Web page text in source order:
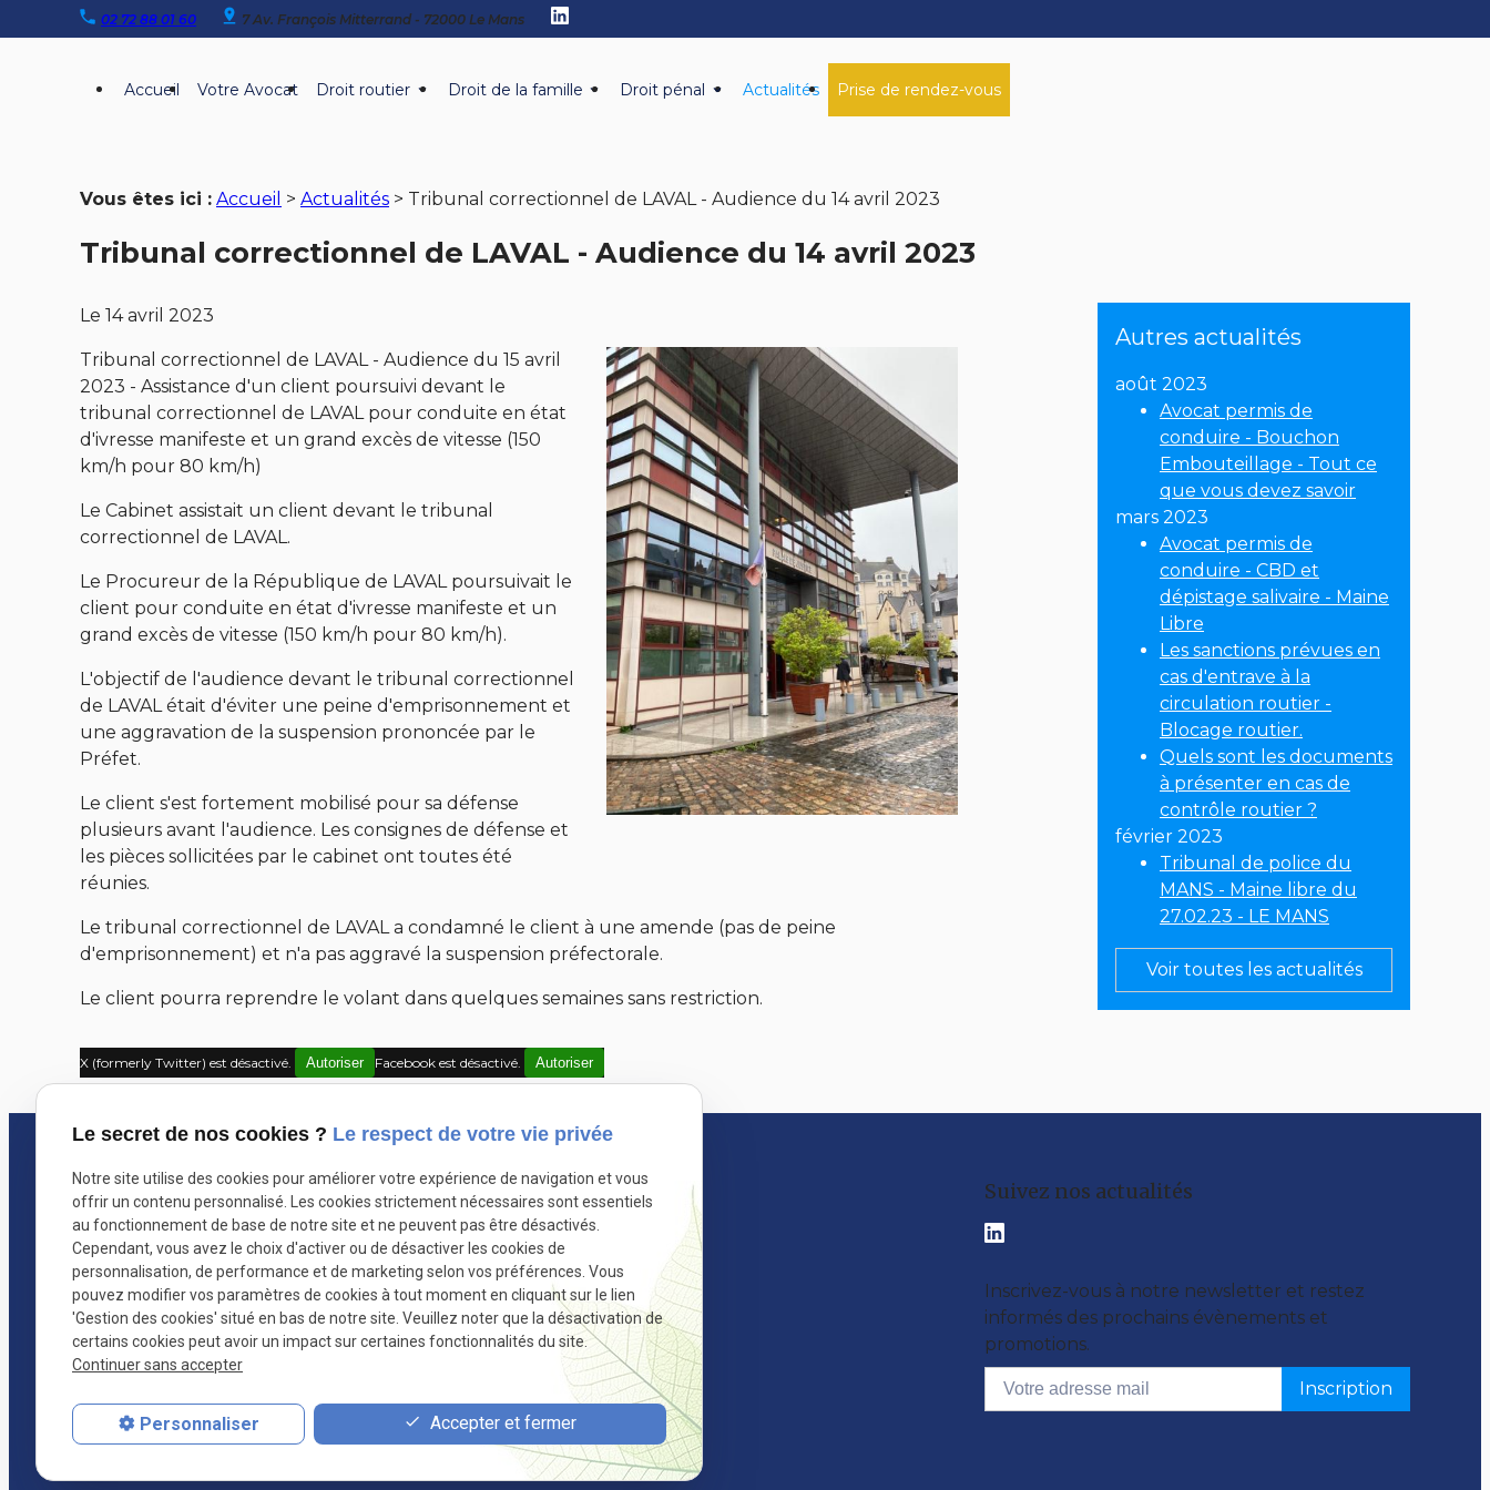
02 72 88 01 60 7 Av. François Mitterrand - 72000 Le Mans
Accueil Votre Avocat Droit routier Droit de la famille Droit pénal Actualités Prise de rendez-vous
Vous êtes ici : Accueil > Actualités > Tribunal correctionnel de LAVAL - Audience du 14 avril 2023
Tribunal correctionnel de LAVAL - Audience du 14 avril 2023
Le 14 avril 2023
Tribunal correctionnel de LAVAL - Audience du 15 avril
2023 - Assistance d'un client poursuivi devant le
tribunal correctionnel de LAVAL pour conduite en état
d'ivresse manifeste et un grand excès de vitesse (150
km/h pour 80 km/h)
Le Cabinet assistait un client devant le tribunal
correctionnel de LAVAL.
Le Procureur de la République de LAVAL poursuivait le
client pour conduite en état d'ivresse manifeste et un
grand excès de vitesse (150 km/h pour 80 km/h).
L'objectif de l'audience devant le tribunal correctionnel
de LAVAL était d'éviter une peine d'emprisonnement et
une aggravation de la suspension prononcée par le
Préfet.
Le client s'est fortement mobilisé pour sa défense
plusieurs avant l'audience. Les consignes de défense et
les pièces sollicitées par le cabinet ont toutes été
réunies.
Le tribunal correctionnel de LAVAL a condamné le client à une amende (pas de peine
d'emprisonnement) et n'a pas aggravé la suspension préfectorale.
Le client pourra reprendre le volant dans quelques semaines sans restriction.
X (formerly Twitter) est désactivé. Autoriser Facebook est désactivé. Autoriser
Autres actualités
août 2023
Avocat permis de
conduire - Bouchon
Embouteillage - Tout ce
que vous devez savoir
mars 2023
Avocat permis de
conduire - CBD et
dépistage salivaire - Maine
Libre
Les sanctions prévues en
cas d'entrave à la
circulation routier -
Blocage routier.
Quels sont les documents
à présenter en cas de
contrôle routier ?
février 2023
Tribunal de police du
MANS - Maine libre du
27.02.23 - LE MANS
Voir toutes les actualités
Nicolas Calderero
Avocat au barreau du Mans Suivez nos actualités
Inscrivez-vous à notre newsletter et restez
informés des prochains évènements et
promotions.
Panneau de gestion des cookies
Le secret de nos cookies ? Le respect de votre vie privée
Notre site utilise des cookies pour améliorer votre expérience de navigation et vous
offrir un contenu personnalisé. Les cookies strictement nécessaires sont essentiels
au fonctionnement de base de notre site et ne peuvent pas être désactivés.
Cependant, vous avez le choix d'activer ou de désactiver les cookies de
personnalisation, de performance et de marketing selon vos préférences. Vous
pouvez modifier vos paramètres de cookies à tout moment en cliquant sur le lien
'Gestion des cookies' situé en bas de notre site. Veuillez noter que la désactivation de
certains cookies peut avoir un impact sur certaines fonctionnalités du site.
Continuer sans accepter
Personnaliser Accepter et fermer